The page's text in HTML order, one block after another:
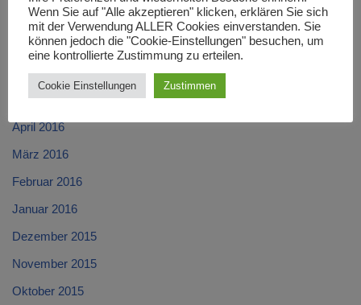
August 2016
Juli 2016
Juni 2016
Mai 2016
April 2016
März 2016
Februar 2016
Januar 2016
Dezember 2015
November 2015
Oktober 2015
Wenn Sie auf "Alle akzeptieren" klicken, erklären Sie sich
mit der Verwendung ALLER Cookies einverstanden. Sie
können jedoch die "Cookie-Einstellungen" besuchen, um
eine kontrollierte Zustimmung zu erteilen.
Cookie Einstellungen Zustimmen